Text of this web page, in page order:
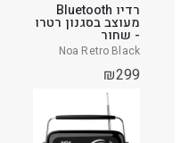
רדיו Bluetooth
מעוצב בסגנון רטרו
- שחור
Noa Retro Black
₪299